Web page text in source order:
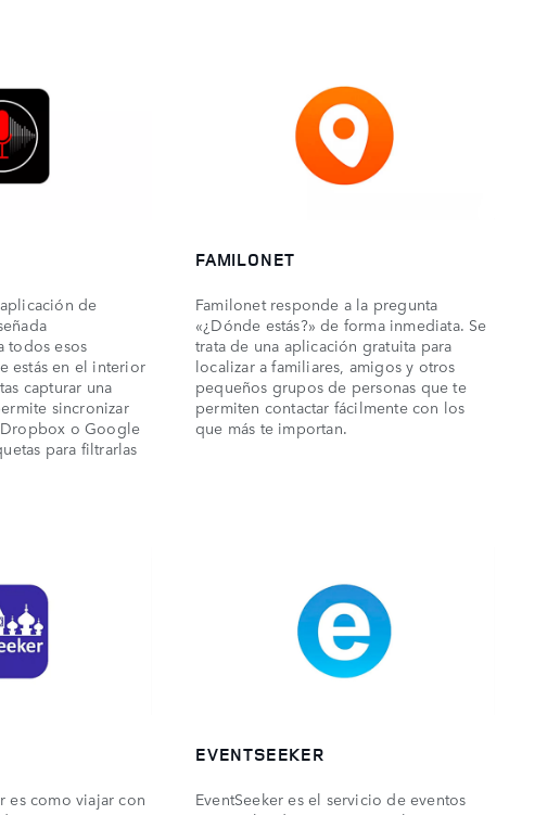
de
todos esos
estás en el interior
capturar una
sincronizar
o Google
para filtrarlas
FAMILONET
Familonet responde a la pregunta
«¿Dónde estás?» de forma inmediata. Se
trata de una aplicación gratuita para
localizar a familiares, amigos y otros
pequeños grupos de personas que te
permiten contactar fácilmente con los
que más te importan.
es como viajar con
EVENTSEEKER
EventSeeker es el servicio de eventos